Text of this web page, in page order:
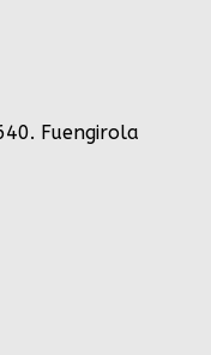
Fuengirola